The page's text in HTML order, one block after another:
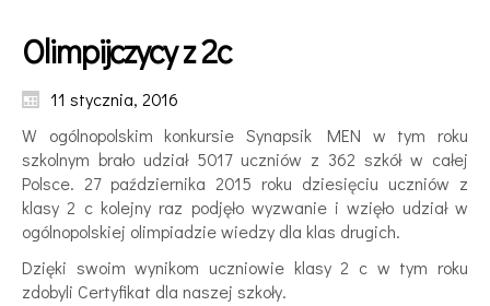
Olimpijczycy z 2c
11 stycznia, 2016
W ogólnopolskim konkursie Synapsik MEN w tym roku
szkolnym brało udział 5017 uczniów z 362 szkół w całej
Polsce. 27 października 2015 roku dziesięciu uczniów z
klasy 2 c kolejny raz podjęło wyzwanie i wzięło udział w
ogólnopolskiej olimpiadzie wiedzy dla klas drugich.
Dzięki swoim wynikom uczniowie klasy 2 c w tym roku
zdobyli Certyfikat dla naszej szkoły.